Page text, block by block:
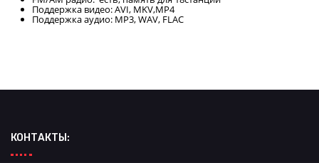
Поддержка видео: AVI, MKV,MP4
Поддержка аудио: MP3, WAV, FLAC
КОНТАКТЫ: